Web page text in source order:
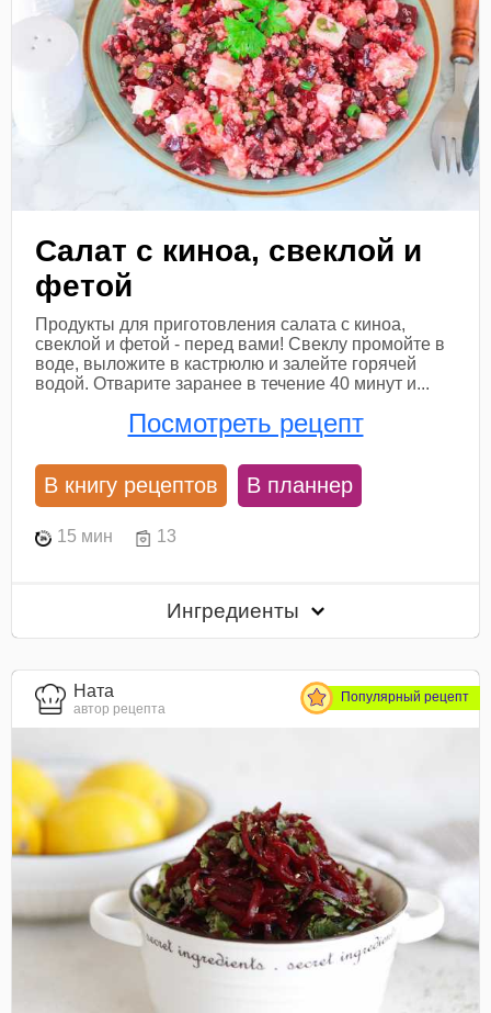
Салат с киноа, свеклой и
фетой
Продукты для приготовления салата с киноа,
свеклой и фетой - перед вами! Свеклу промойте в
воде, выложите в кастрюлю и залейте горячей
водой. Отварите заранее в течение 40 минут и...
Посмотреть рецепт
В книгу рецептов В планнер
15 мин 13
Ингредиенты
Ната
автор рецепта
Популярный рецепт